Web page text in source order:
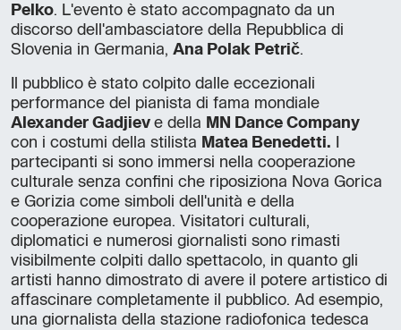
Pelko. L'evento è stato accompagnato da un
discorso dell'ambasciatore della Repubblica di
Slovenia in Germania, Ana Polak Petrič.
Il pubblico è stato colpito dalle eccezionali
performance del pianista di fama mondiale
Alexander Gadjiev e della MN Dance Company
con i costumi della stilista Matea Benedetti.
partecipanti si sono immersi nella cooperazione
culturale senza confini che riposiziona Nova Gorica
e Gorizia come simboli dell'unità e della
cooperazione europea. Visitatori culturali,
diplomatici e numerosi giornalisti sono rimasti
visibilmente colpiti dallo spettacolo, in quanto gli
artisti hanno dimostrato di avere il potere artistico di
affascinare completamente il pubblico. Ad esempio,
una giornalista della stazione radiofonica tedesca